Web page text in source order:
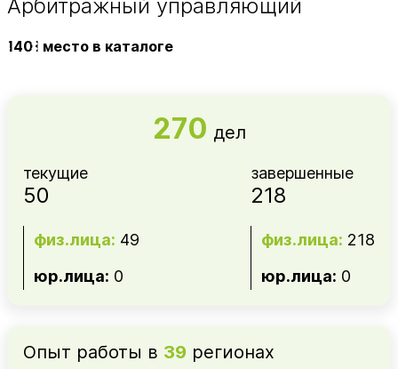
Арбитражный управляющий
1401 место в каталоге
270 дел
текущие
50
физ.лица: 49
юр.лица: 0
завершенные
218
физ.лица: 218
юр.лица: 0
Опыт работы в 39 регионах